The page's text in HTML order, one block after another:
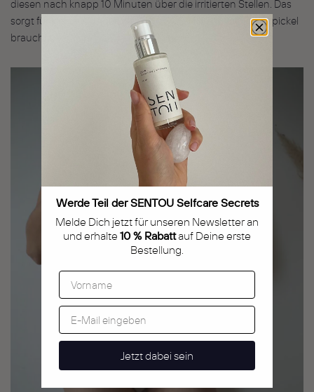
diesen nach knapp 10 Minuten über die irritierten Stellen. Das
sorgt für kleine Wunder, wenn du SOS-Hilfe gegen Rasierpickel
brauchst.
Werde Teil der SENTOU Selfcare Secrets
Melde Dich jetzt für unseren Newsletter an
und erhalte 10 % Rabattauf Deine erste
Bestellung.
Jetzt dabei sein